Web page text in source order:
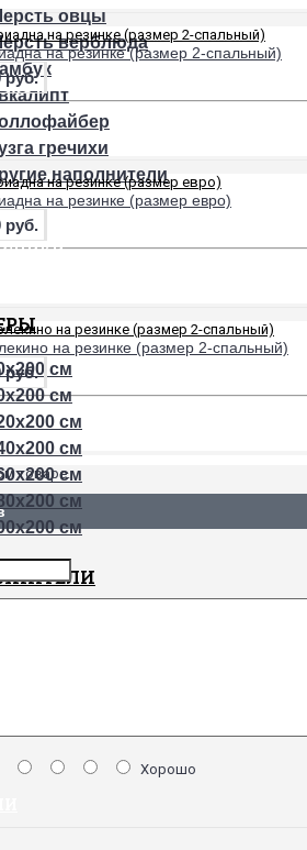
овцы
верблюда
гречихи
наполнители
см
см
см
см
см
см
см
на резинке (размер 2-спальный)
руб.
на резинке (размер евро)
руб.
на резинке (размер 2-спальный)
руб.
товаре.
Хорошо